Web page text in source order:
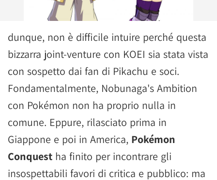
dunque, non è difficile intuire perché questa
bizzarra joint-venture con KOEI sia stata vista
con sospetto dai fan di Pikachu e soci.
Fondamentalmente, Nobunaga's Ambition
con Pokémon non ha proprio nulla in
comune. Eppure, rilasciato prima in
Giappone e poi in America, Pokémon
Conquest ha finito per incontrare gli
insospettabili favori di critica e pubblico: ma